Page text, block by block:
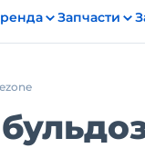
Запчасти